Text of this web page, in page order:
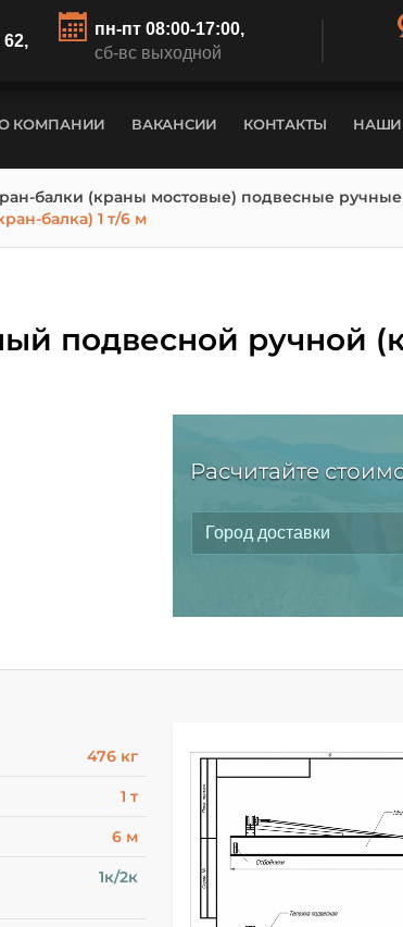
62,
пн-пт 08:00-17:00,
сб-вс выходной
КОМПАНИИ ВАКАНСИИ КОНТАКТЫ НАШИ
балки (краны мостовые) подвесные ручные
балка) 1 т/6 м
подвесной ручной
Расчитайте
476 кг
1 т
6 м
1к/2к